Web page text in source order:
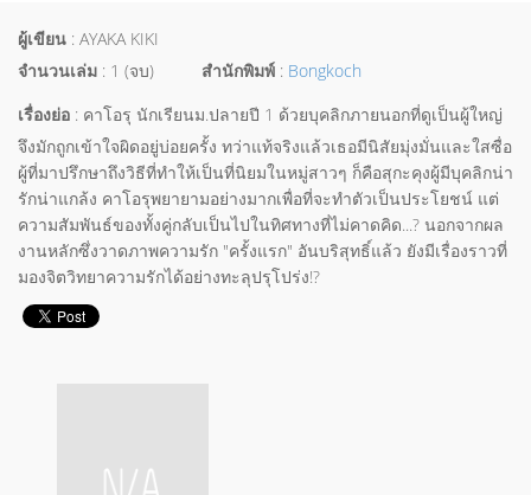
ผู้เขียน : AYAKA KIKI
จำนวนเล่ม : 1 (จบ) สำนักพิมพ์ : Bongkoch
เรื่องย่อ : คาโอรุ นักเรียนม.ปลายปี 1 ด้วยบุคลิกภายนอกที่ดูเป็นผู้ใหญ่
จึงมักถูกเข้าใจผิดอยู่บ่อยครั้ง ทว่าแท้จริงแล้วเธอมีนิสัยมุ่งมั่นและใสซื่อ
ผู้ที่มาปรึกษาถึงวิธีที่ทำให้เป็นที่นิยมในหมู่สาวๆ ก็คือสุกะคุงผู้มีบุคลิกน่า
รักน่าแกล้ง คาโอรุพยายามอย่างมากเพื่อที่จะทำตัวเป็นประโยชน์ แต่
ความสัมพันธ์ของทั้งคู่กลับเป็นไปในทิศทางที่ไม่คาดคิด...? นอกจากผล
งานหลักซึ่งวาดภาพความรัก "ครั้งแรก" อันบริสุทธิ์แล้ว ยังมีเรื่องราวที่
มองจิตวิทยาความรักได้อย่างทะลุปรุโปร่ง!?